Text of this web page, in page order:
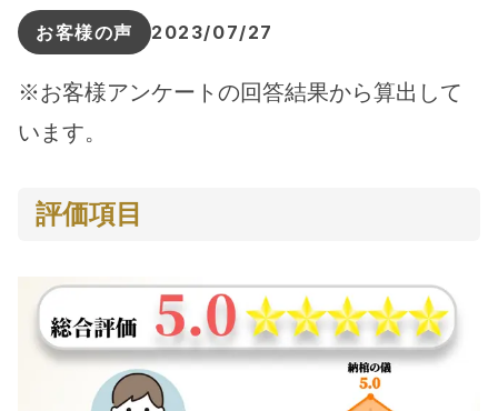
お客様の声 2023/07/27
※お客様アンケートの回答結果から算出して
います。
評価項目